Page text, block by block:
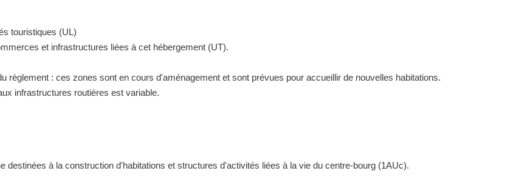
touristiques (UL)
et infrastructures liées à cet hébergement (UT).
règlement : ces zones sont en cours d'aménagement et sont prévues pour accueillir de nouvelles habitations.
infrastructures routières est variable.
destinées à la construction d'habitations et structures d'activités liées à la vie du centre-bourg (1AUc).